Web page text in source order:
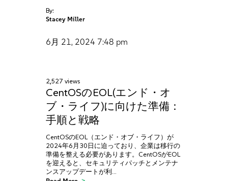
By:
Stacey Miller
6月 21, 2024 7:48 pm
2,527 views
CentOSのEOL(エンド・オ
ブ・ライフ)に向けた準備：
手順と戦略
CentOSのEOL（エンド・オブ・ライフ）が
2024年6月30日に迫っており、企業は移行の
準備を整える必要があります。CentOSがEOL
を迎えると、セキュリティパッチとメンテナ
ンスアップデートが利…